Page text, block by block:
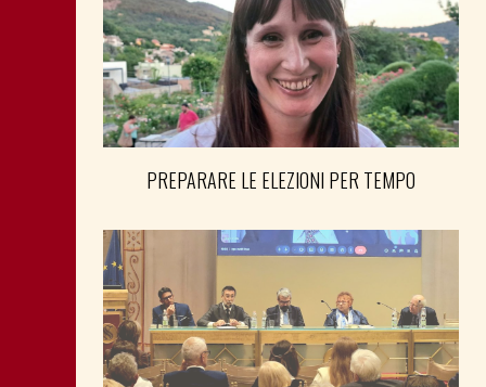
PREPARARE LE ELEZIONI PER TEMPO